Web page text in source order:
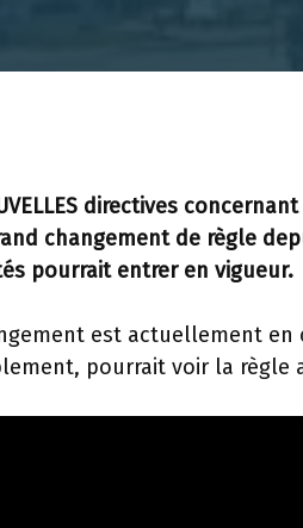
directives
changement de règle
pourrait entrer en vigueur.
est actuellement
pourrait voir la